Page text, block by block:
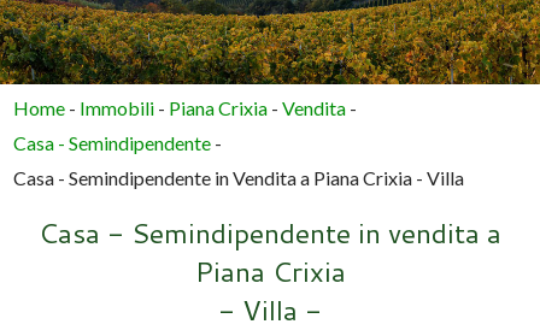
Home - Immobili - Piana Crixia -Vendita -
Casa - Semindipendente -
Casa - Semindipendente in Vendita a Piana Crixia - Villa
Casa - Semindipendente in vendita a
Piana Crixia
- Villa -
POLIGONO